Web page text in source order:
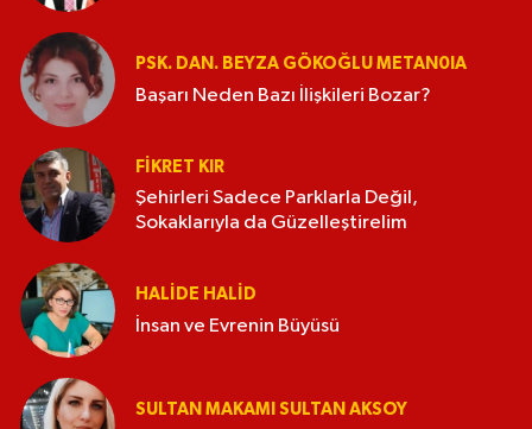
PSK. DAN. BEYZA GÖKOĞLU METAN0IA
Başarı Neden Bazı İlişkileri Bozar?
FIKRET KIR
Şehirleri Sadece Parklarla Değil,
Sokaklarıyla da Güzelleştirelim
HALIDE HALID
İnsan ve Evrenin Büyüsü
SULTAN MAKAMI SULTAN AKSOY